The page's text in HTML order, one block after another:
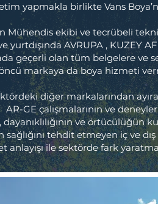
yapmakla birlikte Vans
Mühendis ekibi ve tecrübeli
yurtdışında AVRUPA , KUZEY
geçerli olan tüm belgelere ve
öncü markaya da boya hizmeti
diğer markalarından
GE çalışmalarının ve
ve örtücülüğün
sağlığını tehdit etmeyen iç ve
anlayışı ile sektörde fark